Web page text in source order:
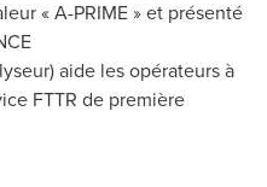
« A-PRIME » et présenté
aide les opérateurs à
FTTR de première